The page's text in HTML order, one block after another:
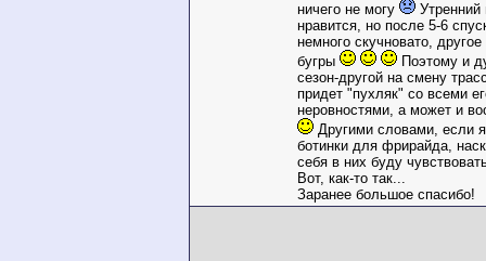
ничего не могу
Утренний
нравится, но после 5-6
немного скучновато,
бугры
Поэтому и
сезон-другой на смену
придет "пухляк" со всеми
неровностями, а может и
Другими словами, если
ботинки для фрирайда,
себя в них буду
Вот, как-то так...
Заранее большое спасибо!